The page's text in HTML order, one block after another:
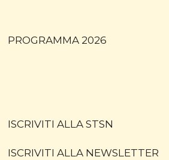
PROGRAMMA 2026
ISCRIVITI ALLA STSN
ISCRIVITI ALLA NEWSLETTER